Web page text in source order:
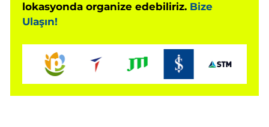
lokasyonda organize edebiliriz. Bize
Ulaşın!